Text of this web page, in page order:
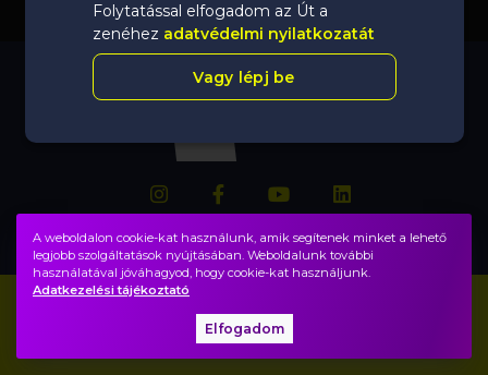
Folytatással elfogadom az Út a
zenéhez adatvédelmi nyilatkozatát
Vagy lépj be
A weboldalon cookie-kat használunk, amik segítenek minket a lehető
legjobb szolgáltatások nyújtásában. Weboldalunk további
használatával jóváhagyod, hogy cookie-kat használjunk.
Adatkezelési tájékoztató
Elfogadom
Impresszum
Adatvédelem, ÁSZF